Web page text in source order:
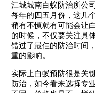
江城城南白蚁防治所公
每年的四五月份，这几
稍有不慎就有可能会让
的时候，不仅要关注具
错过了最佳的防治时间
重的影响。
实际上白蚁预防很是关
防治，如今看来选择专